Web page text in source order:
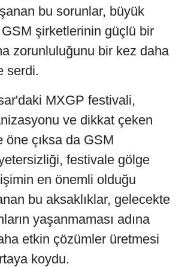
bu sorunlar, büyük
şirketlerinin güçlü bir
zorunluluğunu bir kez daha
serdi.
MXGP festivali,
ve dikkat çeken
öne çıksa da GSM
festivale gölge
en önemli olduğu
bu aksaklıklar, gelecekte
yaşanmaması adına
etkin çözümler üretmesi
koydu.